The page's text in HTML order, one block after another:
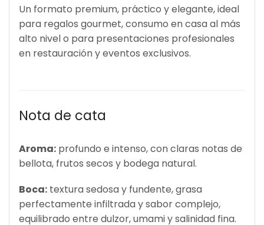
Un formato premium, práctico y elegante, ideal
para regalos gourmet, consumo en casa al más
alto nivel o para presentaciones profesionales
en restauración y eventos exclusivos.
Nota de cata
Aroma: profundo e intenso, con claras notas de
bellota, frutos secos y bodega natural.
Boca: textura sedosa y fundente, grasa
perfectamente infiltrada y sabor complejo,
equilibrado entre dulzor, umami y salinidad fina.